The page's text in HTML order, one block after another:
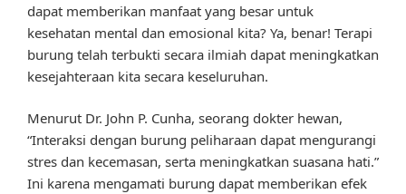
dapat memberikan manfaat yang besar untuk
kesehatan mental dan emosional kita? Ya, benar! Terapi
burung telah terbukti secara ilmiah dapat meningkatkan
kesejahteraan kita secara keseluruhan.
Menurut Dr. John P. Cunha, seorang dokter hewan,
“Interaksi dengan burung peliharaan dapat mengurangi
stres dan kecemasan, serta meningkatkan suasana hati.”
Ini karena mengamati burung dapat memberikan efek